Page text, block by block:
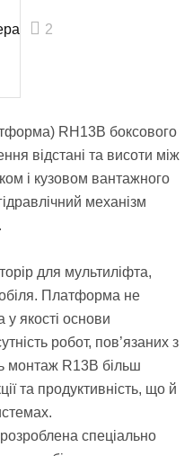
2
RH13B боксового
відстані та висоти між
і кузовом вантажного
механізм
для мультиліфта,
Платформа не
якості основи
робот, пов’язаних з
монтаж R13В більш
та продуктивність, що й
спеціально